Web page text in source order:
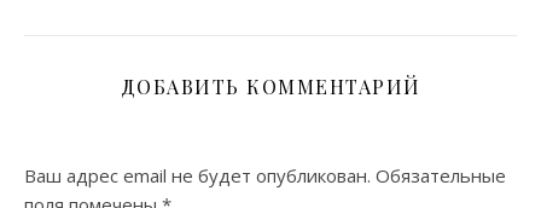
ДОБАВИТЬ КОММЕНТАРИЙ
Ваш адрес email не будет опубликован. Обязательные